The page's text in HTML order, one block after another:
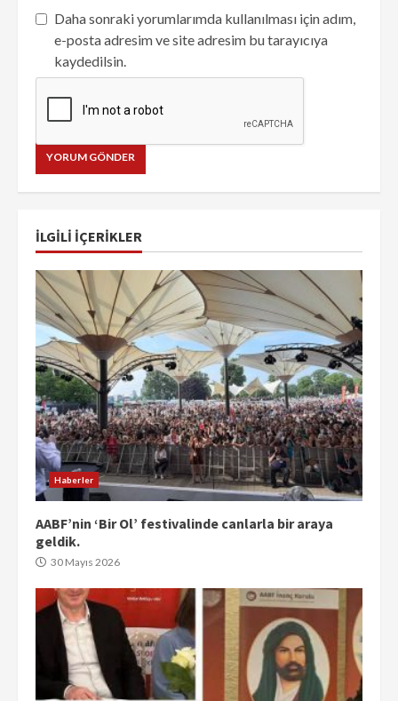
Daha sonraki yorumlarımda kullanılması için adım,
e-posta adresim ve site adresim bu tarayıcıya
kaydedilsin.
İLGILI IÇERIKLER
Haberler
AABF’nin ‘Bir Ol’ festivalinde canlarla bir araya
geldik.
30 Mayıs 2026